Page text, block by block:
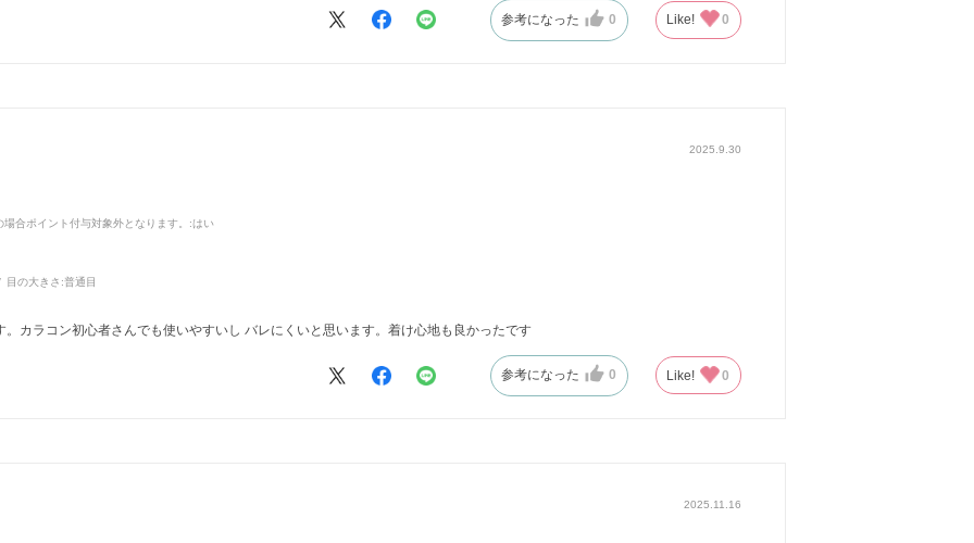
参考になった 0 Like! 0
2025.9.30
合ポイント付与対象外となります。 :はい
目の大きさ:普通目
カラコン初心者さんでも使いやすいし バレにくいと思います。着け心地も良かったです
参考になった 0 Like! 0
2025.11.16